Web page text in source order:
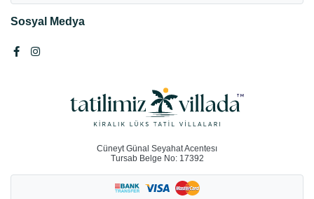
Sosyal Medya
Cüneyt Günal Seyahat Acentesı
Tursab Belge No: 17392